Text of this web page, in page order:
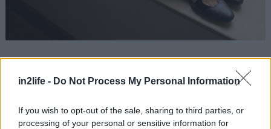
in2life - Do Not Process My Personal Information
If you wish to opt-out of the sale, sharing to third parties, or
processing of your personal or sensitive information for
Δεν είναι μόνο οι πασαρέλες που έχουν φέρει στο
προσκήνιο και πάλι τις μπαλαρίνες, αλλά η
καθημερινότητα γενικότερα . Αυτό το είδος
παπουτσιού έχει ενσωματωθεί σε κάθε γυναικεία